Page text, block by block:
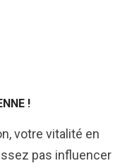
!
votre vitalité en
pas influencer